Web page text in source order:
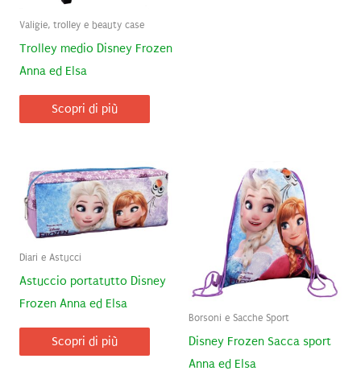
Valigie, trolley e beauty case
Trolley medio Disney Frozen
Anna ed Elsa
Scopri di più
Diari e Astucci
Astuccio portatutto Disney
Frozen Anna ed Elsa
Scopri di più
Borsoni e Sacche Sport
Disney Frozen Sacca sport
Anna ed Elsa